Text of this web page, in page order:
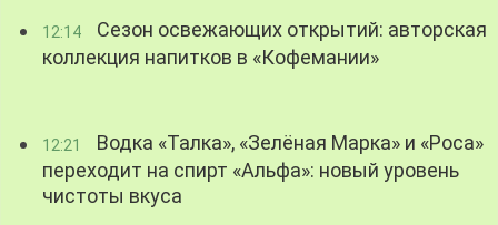
12:14
Сезон освежающих открытий: авторская
коллекция напитков в «Кофемании»
12:21
Водка «Талка», «Зелёная Марка» и «Роса»
переходит на спирт «Альфа»: новый уровень
чистоты вкуса